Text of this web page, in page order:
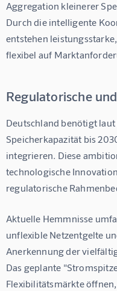
Aggregation kleinerer
Durch die intelligente
entstehen
flexibel auf
Regulatorische
Deutschland benötigt
Speicherkapazität bis
integrieren. Diese
technologische
regulatorische
Aktuelle Hemmnisse
unflexible Netzentgelte
Anerkennung der
Das geplante
Flexibilitätsmärkte